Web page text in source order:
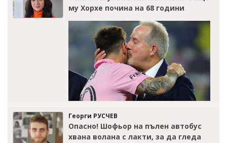
му Хорхе почина на 68 години
Георги РУСЧЕВ
Опасно! Шофьор на пълен автобус
хвана волана с лакти, за да гледа